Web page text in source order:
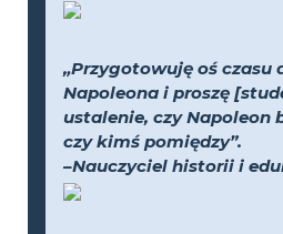
„Przygotowuję oś czasu
Napoleona i proszę
ustalenie, czy Napoleon
czy kimś pomiędzy”.
–Nauczyciel historii i